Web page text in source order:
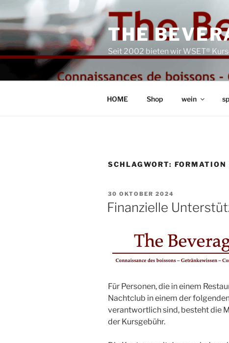
Inhalt
springen
THE
Seit 2002 bieten wir WSET®
HOME Shop wein
SCHLAGWORT: FORMATION
VERÖFFENTLICHT
AM
30 OKTOBER 2024
Finanzielle
Für Personen, die in einem
Nachtclub in einem der
verantwortlich sind, besteht die
der Kursgebühr.